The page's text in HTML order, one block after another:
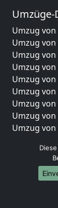
Umzug
Umzug
Umzug
Umzug
Umzug
Umzug
Umzug
Umzug
Umzug
Umzug
Umzug
Umzug
Umzug
Umzug